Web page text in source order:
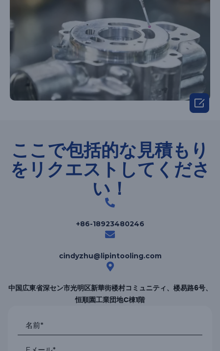
ここで包括的な見積もり
をリクエストしてくださ
い！
+86-18923480246
cindyzhu@lipintooling.com
中国広東省深セン市光明区新華街楼村コミュニティ、楼易路6号、
恒順園工業団地C棟1階
